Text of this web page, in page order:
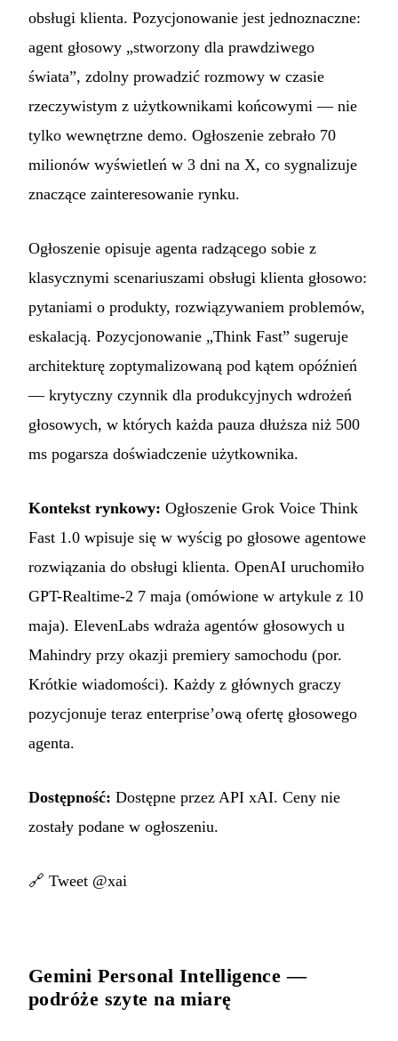
obsługi klienta. Pozycjonowanie jest jednoznaczne:
agent głosowy „stworzony dla prawdziwego
świata”, zdolny prowadzić rozmowy w czasie
rzeczywistym z użytkownikami końcowymi — nie
tylko wewnętrzne demo. Ogłoszenie zebrało 70
milionów wyświetleń w 3 dni na X, co sygnalizuje
znaczące zainteresowanie rynku.
Ogłoszenie opisuje agenta radzącego sobie z
klasycznymi scenariuszami obsługi klienta głosowo:
pytaniami o produkty, rozwiązywaniem problemów,
eskalacją. Pozycjonowanie „Think Fast” sugeruje
architekturę zoptymalizowaną pod kątem opóźnień
— krytyczny czynnik dla produkcyjnych wdrożeń
głosowych, w których każda pauza dłuższa niż 500
ms pogarsza doświadczenie użytkownika.
Kontekst rynkowy: Ogłoszenie Grok Voice Think
Fast 1.0 wpisuje się w wyścig po głosowe agentowe
rozwiązania do obsługi klienta. OpenAI uruchomiło
GPT-Realtime-2 7 maja (omówione w artykule z 10
maja). ElevenLabs wdraża agentów głosowych u
Mahindry przy okazji premiery samochodu (por.
Krótkie wiadomości). Każdy z głównych graczy
pozycjonuje teraz enterprise’ową ofertę głosowego
agenta.
Dostępność: Dostępne przez API xAI. Ceny nie
zostały podane w ogłoszeniu.
🔗 Tweet @xai
Gemini Personal Intelligence —
podróże szyte na miarę